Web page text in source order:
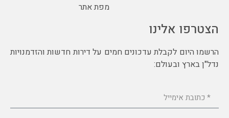
מפת אתר
הצטרפו אלינו
הרשמו היום לקבלת עדכונים חמים על דירות חדשות והזדמנויות
נדל"ן בארץ ובעולם: